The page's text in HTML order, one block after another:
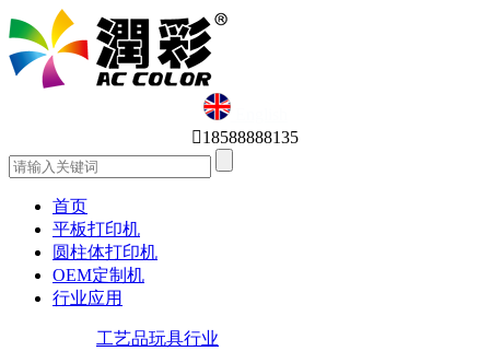
English
18588888135
首页
平板打印机
圆柱体打印机
OEM定制机
行业应用
工艺品玩具行业